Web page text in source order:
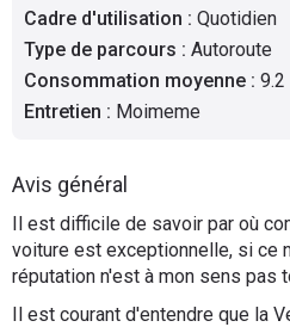
Services
Forum
Marques
Cadre d'utilisation : Quotidien
Type de parcours : Autoroute
Consommation moyenne :
Entretien : Moimeme
Avis général
Il est difficile de savoir par où
voiture est exceptionnelle, si ce
réputation n'est à mon sens pas
Il est courant d'entendre que la